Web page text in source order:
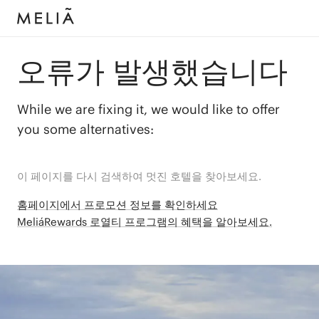
오류가 발생했습니다
While we are fixing it, we would like to offer
you some alternatives:
이 페이지를 다시 검색하여 멋진 호텔을 찾아보세요.
홈페이지에서 프로모션 정보를 확인하세요
MeliáRewards 로열티 프로그램의 혜택을 알아보세요.